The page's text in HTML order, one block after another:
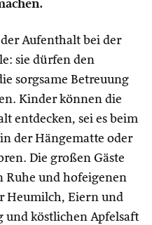
Aufenthalt bei der
sie dürfen den
sorgsame Betreuung
Kinder können die
entdecken, sei es beim
der Hängematte oder
Die großen Gäste
Ruhe und hofeigenen
Heumilch, Eiern und
und köstlichen Apfelsaft